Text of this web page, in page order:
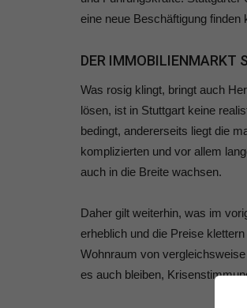
eine neue Beschäftigung finden
DER IMMOBILIENMARKT
Was rosig klingt, bringt auch
lösen, ist in Stuttgart keine
bedingt, andererseits liegt die
komplizierten und vor allem
auch in die Breite wachsen.
Daher gilt weiterhin, was im
erheblich und die Preise
Wohnraum von
es auch bleiben,